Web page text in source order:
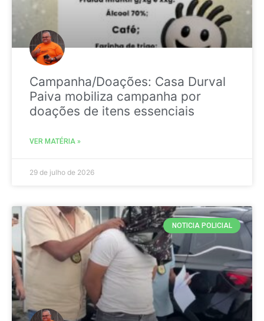
Campanha/Doações: Casa Durval
Paiva mobiliza campanha por
doações de itens essenciais
VER MATÉRIA »
29 de julho de 2026
NOTICIA POLICIAL